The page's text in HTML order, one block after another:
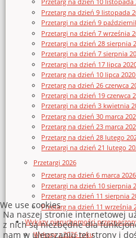
Przetarg na dzień 9 listopada
Przetargi na dzień 9
Przetargi na dzień 7 września
Przetargi na dzień 28 sierpnia
Przetargi na dzień 7 sierpnia
Przetargi na dzień 17 lipca
Przetarg na dzień 10 lipca
Przetarg na dzień 26 czerwca
Przetargi na dzień 19 czerwca
Przetargi na dzień 3 kwietnia
Przetarg na dzień 30 marca
Przetarg na dzień 23 marca
Przetarg na dzień 28 lutego
Przetargi na dzień 21 lutego
Przetargi 2026
Przetarg na dzień 6 marca
Przetargi na dzień 10 sierpnia
Przetarg na dzień 11 sierpnia
Przetarg na dzień 11 września
Wykazy nieruchomości
Wykazy z 2026 roku
We use cookies
Na naszej stronie internetowej
z nich są niezbędne dla
nam w ulepszaniu tej strony i